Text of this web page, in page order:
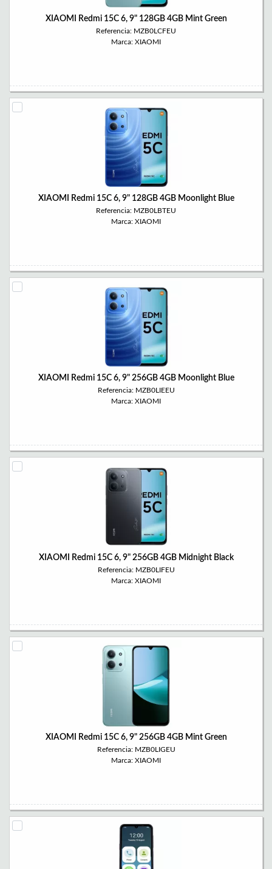
XIAOMI Redmi 15C 6, 9" 128GB 4GB Mint Green
Referencia: MZB0LCFEU
Marca: XIAOMI
XIAOMI Redmi 15C 6, 9" 128GB 4GB Moonlight Blue
Referencia: MZB0LBTEU
Marca: XIAOMI
XIAOMI Redmi 15C 6, 9" 256GB 4GB Moonlight Blue
Referencia: MZB0LIEEU
Marca: XIAOMI
XIAOMI Redmi 15C 6, 9" 256GB 4GB Midnight Black
Referencia: MZB0LIFEU
Marca: XIAOMI
XIAOMI Redmi 15C 6, 9" 256GB 4GB Mint Green
Referencia: MZB0LIGEU
Marca: XIAOMI